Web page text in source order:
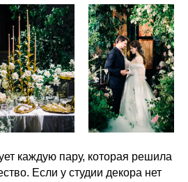
каждую пару, которая решила
Если у студии декора нет